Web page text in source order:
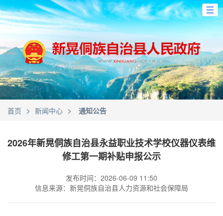
首页 > 新闻中心 > 通知公告
2026年新晃侗族自治县永益职业技术学校仪器仪表维
修工第一期补贴申报公示
发布时间：2026-06-09 11:50
信息来源：新晃侗族自治县人力资源和社会保障局